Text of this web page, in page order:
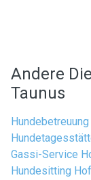
Andere
Taunus
Gassi-Service
Hundesitting